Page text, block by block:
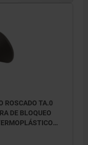
ROSCADO TA.0
DE BLOQUEO